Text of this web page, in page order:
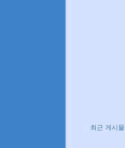
최근 게시물